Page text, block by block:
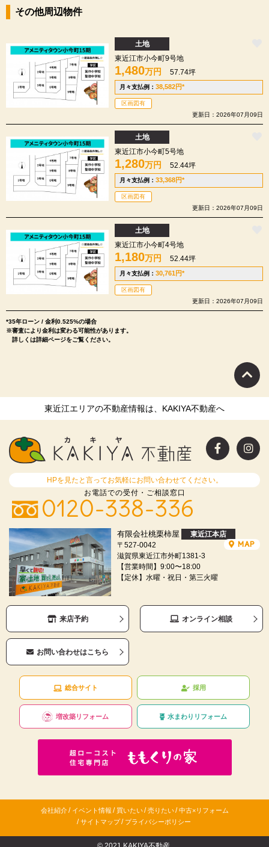
その他周辺物件
土地
東近江市小今町9号地
1,480万円 57.74坪
月々支払例：38,582円*
区画図有
更新日：2026年07月09日
土地
東近江市小今町5号地
1,280万円 52.44坪
月々支払例：33,368円*
区画図有
更新日：2026年07月09日
土地
東近江市小今町4号地
1,180万円 52.44坪
月々支払例：30,761円*
区画図有
更新日：2026年07月09日
*35年ローン / 金利0.525%の場合
※審査により金利は変わる可能性があります。
詳しくは詳細ページをご覧ください。
東近江エリアの不動産情報は、KAKIYA不動産へ
HPを見たと言ってお気軽にお問い合わせてください。
お電話での受付・ご相談窓口
0120-338-336
有限会社桃栗柿屋
東近江本店
〒527-0042
滋賀県東近江市外町1381-3
【営業時間】9:00〜18:00
【定休】水曜・祝日・第三火曜
MAP
来店予約 オンライン相談
お問い合わせはこちら
総合サイト 採用
増改築リフォーム 水まわりリフォーム
会社紹介 / イベント情報 / 買いたい / 売りたい / 中古×リフォーム
/ サイトマップ / プライバシーポリシー